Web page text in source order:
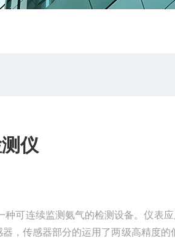
仪
可连续监测氨气的检测设备。仪表
，传感器部分的运用了两级高精度的